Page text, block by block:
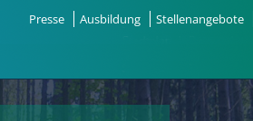
Presse Ausbildung Stellenangebote